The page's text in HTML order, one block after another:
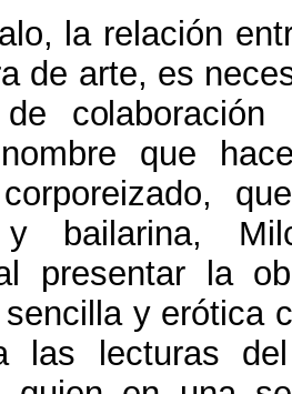
, la relación
de arte, es
colaboración
que
,
y bailarina,
presentar la
y erótica
las lecturas